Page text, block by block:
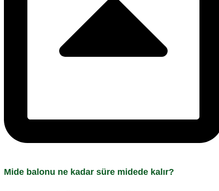
Mide balonu ne kadar süre midede kalır?